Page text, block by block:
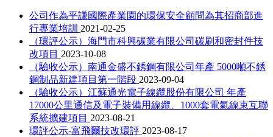
公司作為平謙國際產業園的環保安全顧問為其招商部進
行專業培訓 2021-02-25
（環評公示）海門市科興碳業有限公司碳刷和密封件技
改項目 2023-10-08
（驗收公示）南通金盛不銹鋼有限公司年產 5000噸不銹
鋼制品新建項目第一階段 2023-09-04
（驗收公示）江蘇通光電子線纜股份有限公司 年產
17000公里通信及電子裝備用線纜、1000套電氣線束互聯
系統擴建項目 2023-08-21
環評公示-富飛爾技改環評 2023-08-17